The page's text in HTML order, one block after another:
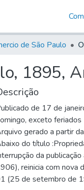
de São Paulo
1895,
de 17 de
exceto feriados
gerado a partir
do título
da
reinicia com nova
(25 de setembro de